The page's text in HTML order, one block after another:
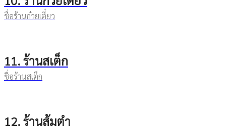
ชื่อร้านก๋วยเตี๋ยว
11. ร้านสเต็ก
ชื่อร้านสเต็ก
12. ร้านส้มตำ